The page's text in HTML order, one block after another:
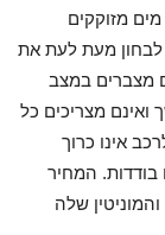
מזוקקים
לבחון מעת לעת את
מצברים במצב
ואינם מצריכים כל
אינו כרוך
המחיר
שלה